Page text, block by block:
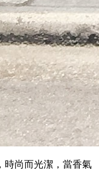
時尚而光潔，當香氣